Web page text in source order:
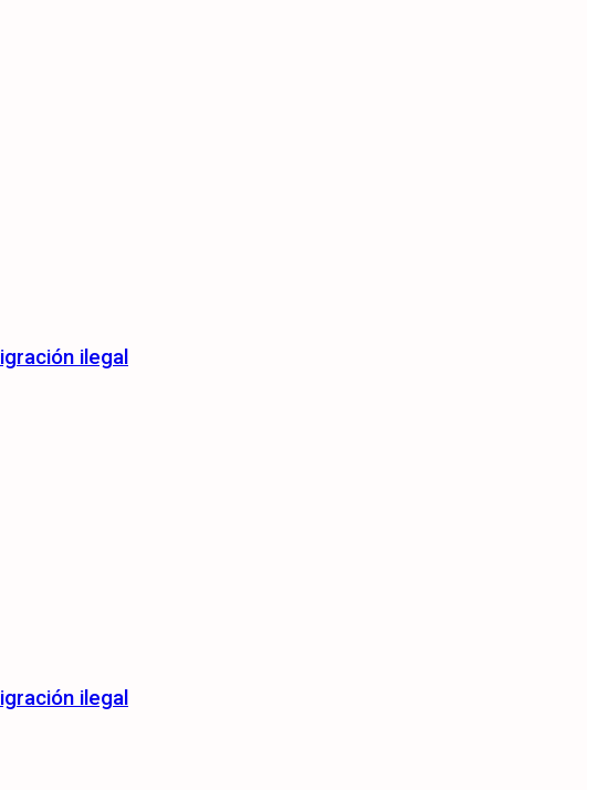
ilegal
ilegal